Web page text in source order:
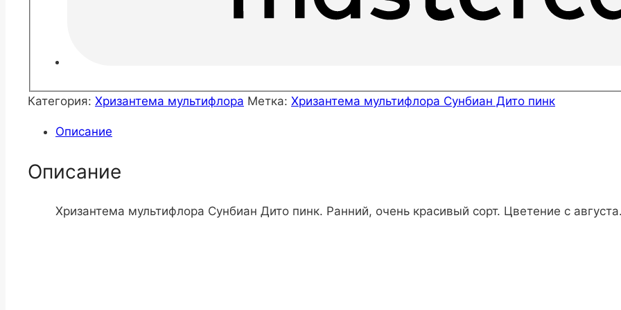
Категория: Хризантема мультифлора Метка: Хризантема мультифлора Сунбиан Дито пинк
Описание
Описание
Хризантема мультифлора Сунбиан Дито пинк. Ранний, очень красивый сорт. Цветение с